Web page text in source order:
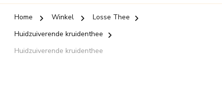
Home Winkel
Losse Thee
Huidzuiverende kruidenthee
Huidzuiverende kruidenthee